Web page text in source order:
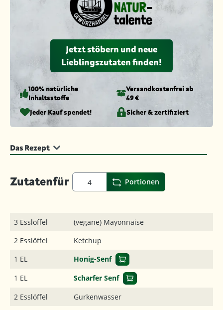
Jetzt stöbern und neue
Lieblingszutaten finden!
100% natürliche
Inhaltsstoffe
Versandkosten­frei ab
49 €
Jeder Kauf spendet!
Sicher & zertifiziert
Das Rezept
Zutatenfür Portionen
3 Esslöffel
(vegane) Mayonnaise
2 Esslöffel
Ketchup
1 EL
Honig-Senf
1 EL
Scharfer Senf
2 Esslöffel
Gurkenwasser